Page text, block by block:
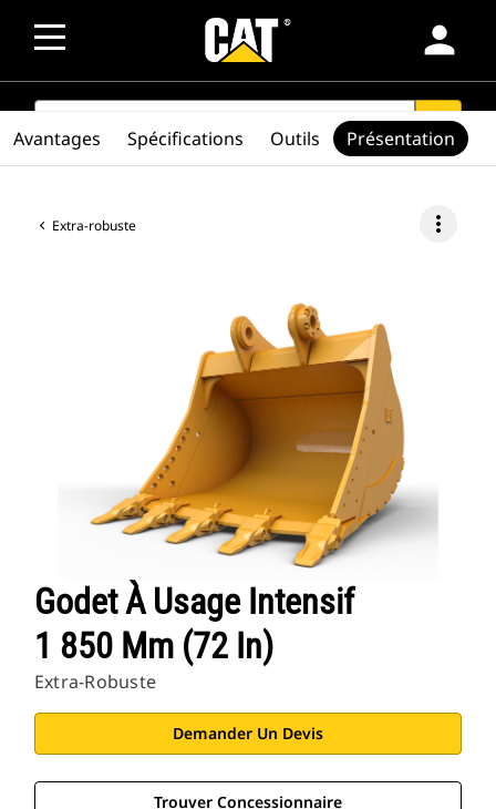
person
SEARCH search
Extra-robuste more_vert
Godet À Usage Intensif
1 850 Mm (72 In)
Extra-Robuste
Demander Un Devis
Trouver Concessionnaire
Avantages Spécifications Outils Présentation